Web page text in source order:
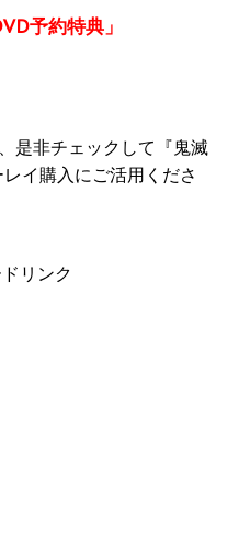
予約特典」
是非チェックして『鬼滅
イ購入にご活用くださ
リンク